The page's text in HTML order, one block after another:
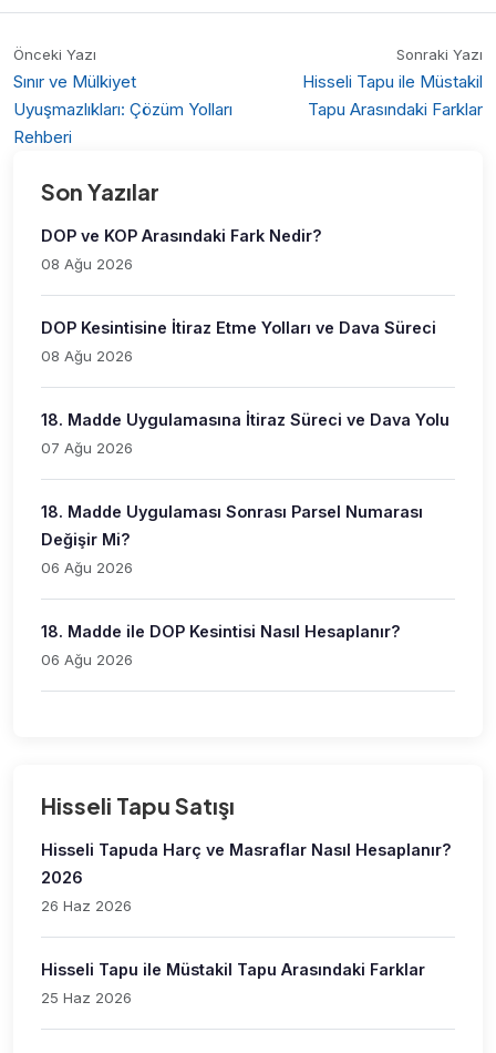
Önceki Yazı
Sınır ve Mülkiyet
Uyuşmazlıkları: Çözüm Yolları
Rehberi
Sonraki Yazı
Hisseli Tapu ile Müstakil
Tapu Arasındaki Farklar
Son Yazılar
DOP ve KOP Arasındaki Fark Nedir?
08 Ağu 2026
DOP Kesintisine İtiraz Etme Yolları ve Dava Süreci
08 Ağu 2026
18. Madde Uygulamasına İtiraz Süreci ve Dava Yolu
07 Ağu 2026
18. Madde Uygulaması Sonrası Parsel Numarası
Değişir Mi?
06 Ağu 2026
18. Madde ile DOP Kesintisi Nasıl Hesaplanır?
06 Ağu 2026
Hisseli Tapu Satışı
Hisseli Tapuda Harç ve Masraflar Nasıl Hesaplanır?
2026
26 Haz 2026
Hisseli Tapu ile Müstakil Tapu Arasındaki Farklar
25 Haz 2026